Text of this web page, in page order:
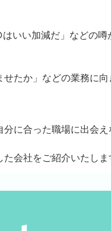
いい加減だ」などの噂
たか」などの業務に
に合った職場に出会
会社をご紹介いたしま